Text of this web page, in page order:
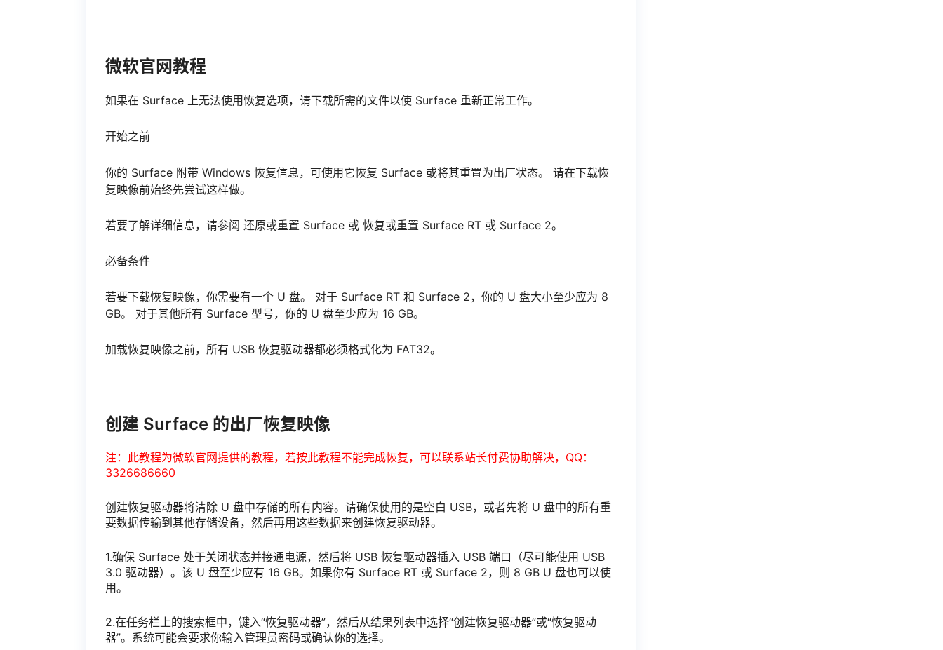
微软官网教程
如果在 Surface 上无法使用恢复选项，请下载所需的文件以使 Surface 重新正常工作。
开始之前
你的 Surface 附带 Windows 恢复信息，可使用它恢复 Surface 或将其重置为出厂状态。 请在下载恢
复映像前始终先尝试这样做。
若要了解详细信息，请参阅 还原或重置 Surface 或 恢复或重置 Surface RT 或 Surface 2。
必备条件
若要下载恢复映像，你需要有一个 U 盘。 对于 Surface RT 和 Surface 2，你的 U 盘大小至少应为 8
GB。 对于其他所有 Surface 型号，你的 U 盘至少应为 16 GB。
加载恢复映像之前，所有 USB 恢复驱动器都必须格式化为 FAT32。
创建 Surface 的出厂恢复映像
注：此教程为微软官网提供的教程，若按此教程不能完成恢复，可以联系站长付费协助解决，QQ：
3326686660
创建恢复驱动器将清除 U 盘中存储的所有内容。请确保使用的是空白 USB，或者先将 U 盘中的所有重
要数据传输到其他存储设备，然后再用这些数据来创建恢复驱动器。
1.确保 Surface 处于关闭状态并接通电源，然后将 USB 恢复驱动器插入 USB 端口（尽可能使用 USB
3.0 驱动器）。该 U 盘至少应有 16 GB。如果你有 Surface RT 或 Surface 2，则 8 GB U 盘也可以使
用。
2.在任务栏上的搜索框中，键入“恢复驱动器”，然后从结果列表中选择“创建恢复驱动器”或“恢复驱动
器”。系统可能会要求你输入管理员密码或确认你的选择。